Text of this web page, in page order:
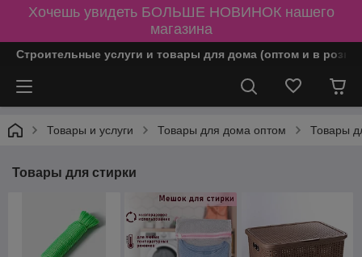
Хочешь увидеть БОЛЬШЕ НОВИНОК нашего
магазина
Строительные услуги и товары для дома (оптом и в
Товары и услуги Товары для дома оптом Товары
Товары для стирки